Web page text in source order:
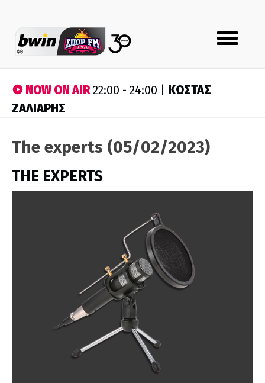
Toggle
navigation
NOW ON AIR22:00 - 24:00 | ΚΩΣΤΑΣ
ΖΑΛΙΑΡΗΣ
The experts (05/02/2023)
THE EXPERTS